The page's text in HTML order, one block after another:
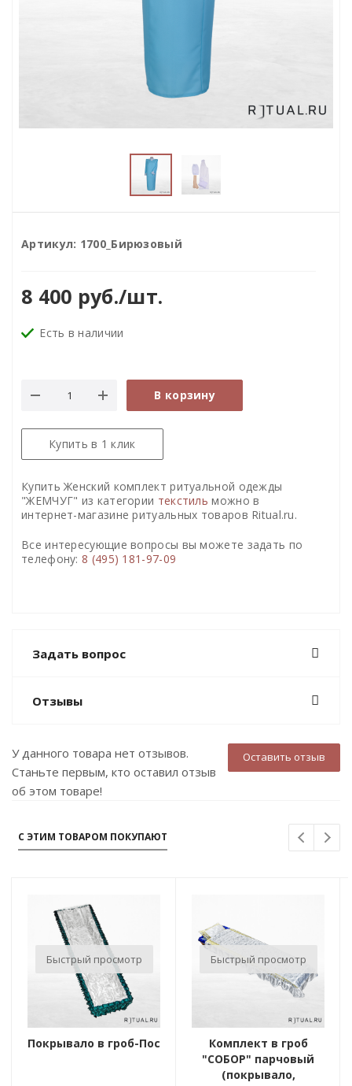
Артикул: 1700_Бирюзовый
8 400 руб./шт.
Есть в наличии
В корзину
Купить в 1 клик
Купить Женский комплект ритуальной одежды
"ЖЕМЧУГ" из категории текстиль можно в
интернет-магазине ритуальных товаров Ritual.ru.
Все интересующие вопросы вы можете задать по
телефону: 8 (495) 181-97-09
Задать вопрос
Отзывы
Оставить отзыв
У данного товара нет отзывов.
Станьте первым, кто оставил отзыв
об этом товаре!
С ЭТИМ ТОВАРОМ ПОКУПАЮТ
Быстрый просмотр
Покрывало в гроб-Постель "ШЕЛК СПАНДЕКС"
Быстрый просмотр
Комплект в гроб
"СОБОР" парчовый
(покрывало,